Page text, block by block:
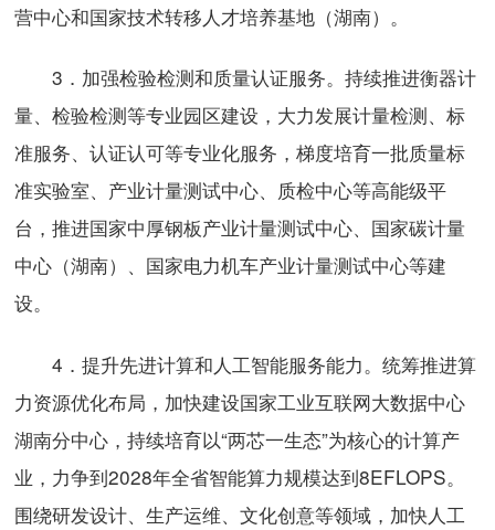
营中心和国家技术转移人才培养基地（湖南）。
3．加强检验检测和质量认证服务。持续推进衡器计
量、检验检测等专业园区建设，大力发展计量检测、标
准服务、认证认可等专业化服务，梯度培育一批质量标
准实验室、产业计量测试中心、质检中心等高能级平
台，推进国家中厚钢板产业计量测试中心、国家碳计量
中心（湖南）、国家电力机车产业计量测试中心等建
设。
4．提升先进计算和人工智能服务能力。统筹推进算
力资源优化布局，加快建设国家工业互联网大数据中心
湖南分中心，持续培育以“两芯一生态”为核心的计算产
业，力争到2028年全省智能算力规模达到8EFLOPS。
围绕研发设计、生产运维、文化创意等领域，加快人工